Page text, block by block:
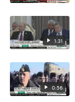
1:31
0:56